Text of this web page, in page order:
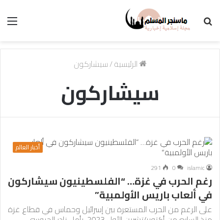
الرئيسية/سيشاركون
سيشاركون
أخبار العالم
islamic
0
291
رغم الحرب في غزة… “الفلسطينيون سيشاركون
في ألعاب باريس الأولمبية”
على الرغم من الحرب المستعرة بين إسرائيل وحماس في قطاع غزة